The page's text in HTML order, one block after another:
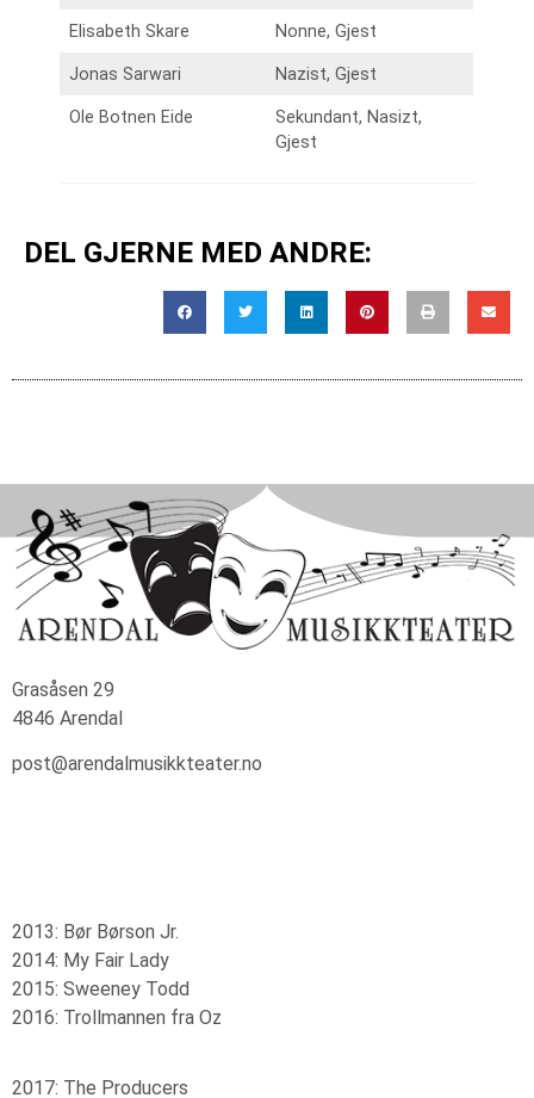
Elisabeth Skare Nonne, Gjest
Jonas Sarwari Nazist, Gjest
Ole Botnen Eide
Sekundant, Nasizt,
Gjest
DEL GJERNE MED ANDRE:
Grasåsen 29
4846 Arendal
post@arendalmusikkteater.no
2013: Bør Børson Jr.
2014: My Fair Lady
2015: Sweeney Todd
2016: Trollmannen fra Oz
2017: The Producers